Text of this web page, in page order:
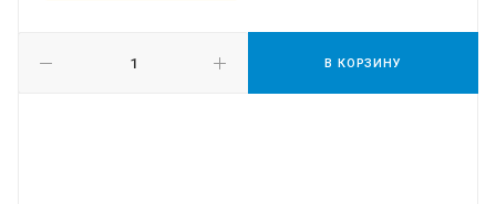
В КОРЗИНУ